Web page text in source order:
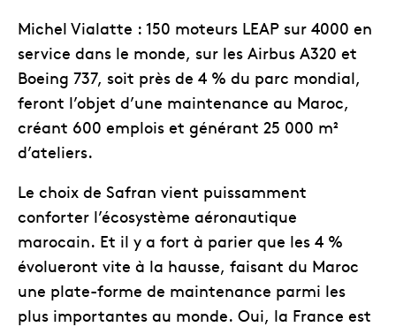
Michel Vialatte : 150 moteurs LEAP sur 4000 en
service dans le monde, sur les Airbus A320 et
Boeing 737, soit près de 4 % du parc mondial,
feront l’objet d’une maintenance au Maroc,
créant 600 emplois et générant 25 000 m²
d’ateliers.
Le choix de Safran vient puissamment
conforter l’écosystème aéronautique
marocain. Et il y a fort à parier que les 4 %
évolueront vite à la hausse, faisant du Maroc
une plate-forme de maintenance parmi les
plus importantes au monde. Oui, la France est